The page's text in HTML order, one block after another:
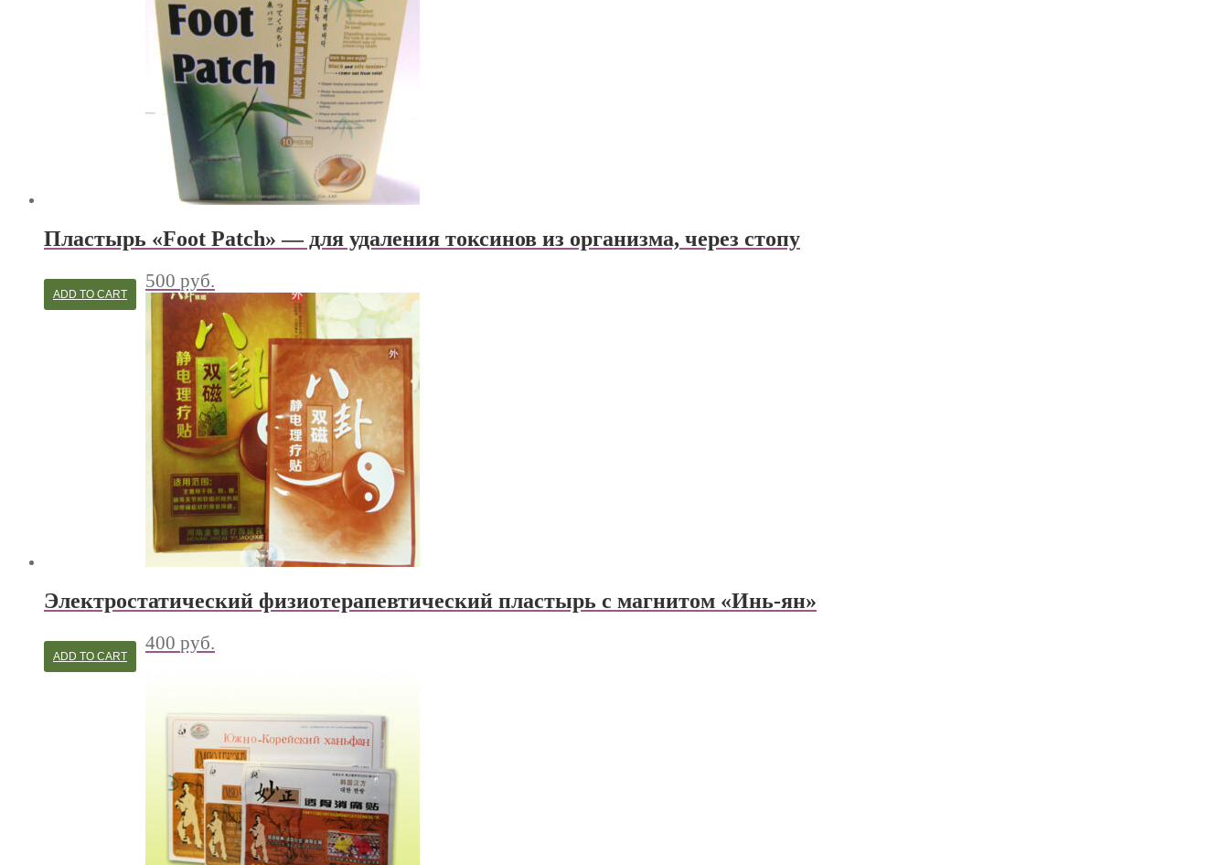
Пластырь «Foot Patch» — для удаления токсинов из организма, через стопу
500 руб.
ADD TO CART
Электростатический физиотерапевтический пластырь с магнитом «Инь-ян»
400 руб.
ADD TO CART